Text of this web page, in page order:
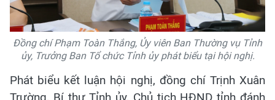
Đồng chí Phạm Toàn Thắng, Ủy viên Ban Thường vụ Tỉnh
ủy, Trưởng Ban Tổ chức Tỉnh ủy phát biểu tại hội nghị.
Phát biểu kết luận hội nghị, đồng chí Trịnh Xuân
Trường, Bí thư Tỉnh ủy, Chủ tịch HĐND tỉnh đánh